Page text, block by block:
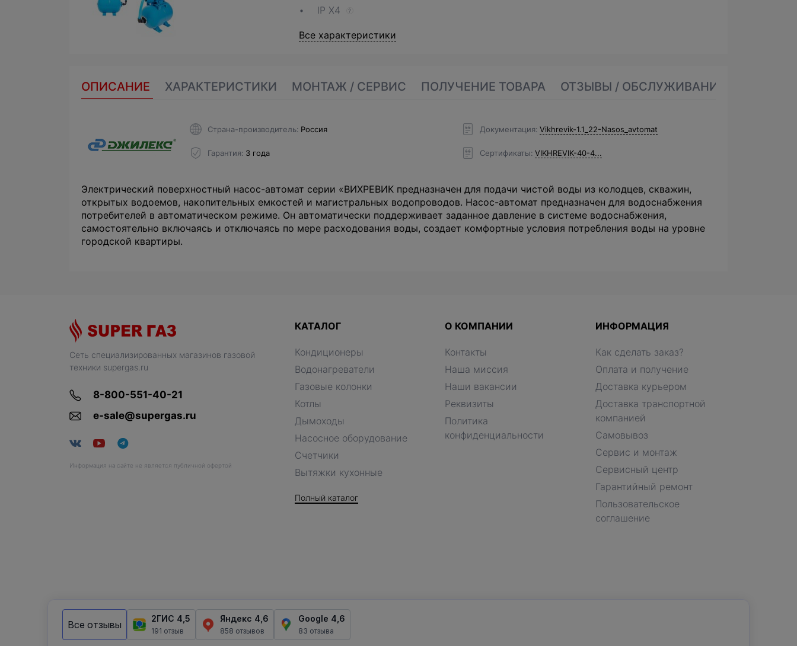
IP X4 ?
Все характеристики
ОПИСАНИЕ ХАРАКТЕРИСТИКИ МОНТАЖ / СЕРВИС ПОЛУЧЕНИЕ ТОВАРА ОТЗЫВЫ / ОБСЛУЖИВАНИЕ
Страна-производитель Россия
Гарантия 3 года
Документация Vikhrevik-1.1_22-Nasos_avtomat
Сертификаты VIKHREVIK-40-4...
Электрический поверхностный насос-автомат серии «ВИХРЕВИК предназначен для подачи чистой воды из колодцев, скважин,
открытых водоемов, накопительных емкостей и магистральных водопроводов. Насос-автомат предназначен для водоснабжения
потребителей в автоматическом режиме. Он автоматически поддерживает заданное давление в системе водоснабжения,
самостоятельно включаясь и отключаясь по мере расходования воды, создает комфортные условия потребления воды на уровне
городской квартиры.
Сеть специализированных магазинов газовой
техники supergas.ru
8-800-551-40-21
e-sale@supergas.ru
Информация на сайте не является публичной офертой
КАТАЛОГ
Кондиционеры
Водонагреватели
Газовые колонки
Котлы
Дымоходы
Насосное оборудование
Счетчики
Вытяжки кухонные
Полный каталог
О КОМПАНИИ
Контакты
Наша миссия
Наши вакансии
Реквизиты
Политика
конфиденциальности
ИНФОРМАЦИЯ
Как сделать заказ?
Оплата и получение
Доставка курьером
Доставка транспортной
компанией
Самовывоз
Сервис и монтаж
Сервисный центр
Гарантийный ремонт
Пользовательское
соглашение